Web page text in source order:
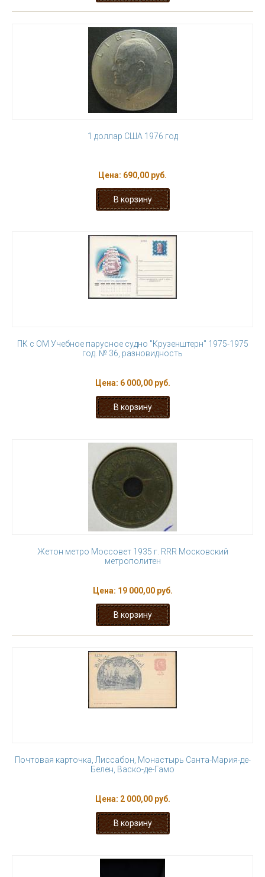
1 доллар США 1976 год
Цена: 690,00 руб.
ПК с ОМ Учебное парусное судно "Крузенштерн" 1975-1975
год. № 36, разновидность
Цена: 6 000,00 руб.
Жетон метро Моссовет 1935 г. RRR Московский
метрополитен
Цена: 19 000,00 руб.
Почтовая карточка, Лиссабон, Монастырь Санта-Мария-де-
Белен, Васко-де-Гамо
Цена: 2 000,00 руб.